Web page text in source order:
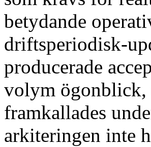
betydande
driftsperiodisk-
producerade
volym ögonblick,
framkallades
arkiteringen inte